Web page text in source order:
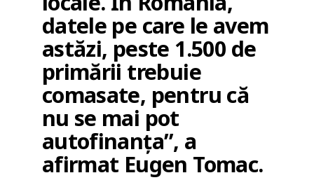
datele pe care le avem
astăzi, peste 1.500 de
primării trebuie
comasate, pentru că
nu se mai pot
autofinanța”, a
afirmat Eugen Tomac.